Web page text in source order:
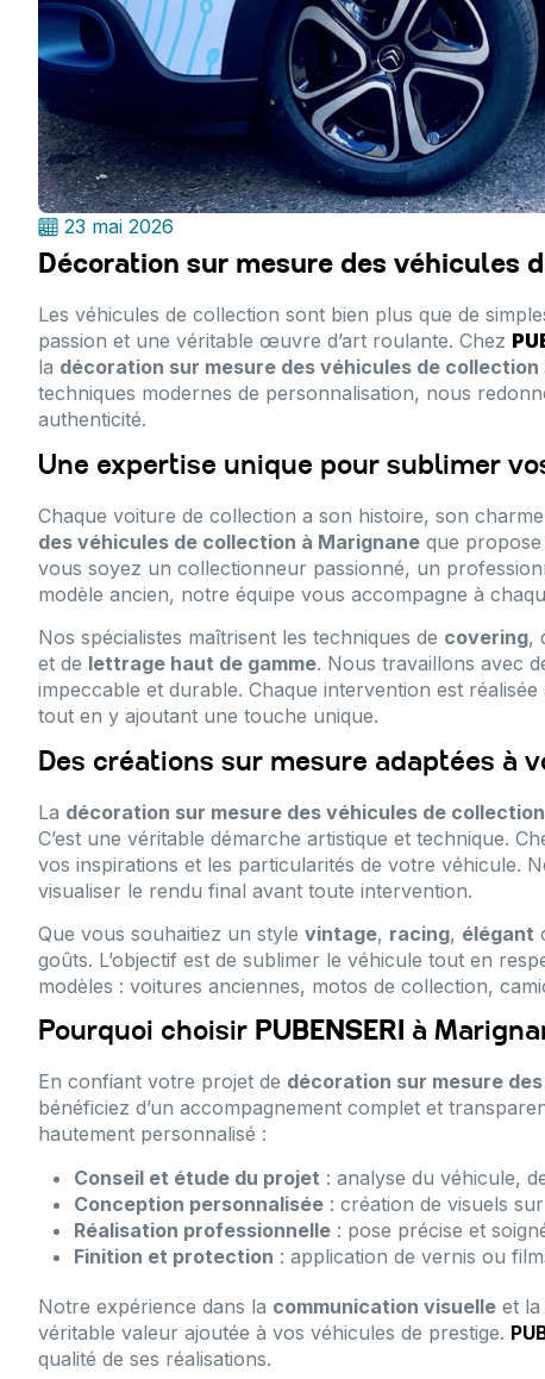
23 mai 2026
Décoration sur mesure des véhicules
Les véhicules de collection sont bien plus que de
passion et une véritable œuvre d’art roulante. Chez
la décoration sur mesure des véhicules de collection
techniques modernes de personnalisation, nous
authenticité.
Une expertise unique pour sublimer
Chaque voiture de collection a son histoire, son
des véhicules de collection à Marignane que propose
vous soyez un collectionneur passionné, un
modèle ancien, notre équipe vous accompagne à
Nos spécialistes maîtrisent les techniques de covering,
et de lettrage haut de gamme. Nous travaillons avec
impeccable et durable. Chaque intervention est
tout en y ajoutant une touche unique.
Des créations sur mesure adaptées à
La décoration sur mesure des véhicules de
C’est une véritable démarche artistique et technique.
vos inspirations et les particularités de votre véhicule.
visualiser le rendu final avant toute intervention.
Que vous souhaitiez un style vintage, racing, élégant
goûts. L’objectif est de sublimer le véhicule tout en
modèles : voitures anciennes, motos de collection,
Pourquoi choisir PUBENSERI à
En confiant votre projet de décoration sur mesure
bénéficiez d’un accompagnement complet et
hautement personnalisé :
Conseil et étude du projet : analyse du véhicule,
Conception personnalisée : création de visuels
Réalisation professionnelle : pose précise et
Finition et protection : application de vernis ou
Notre expérience dans la communication visuelle et la
véritable valeur ajoutée à vos véhicules de prestige.
qualité de ses réalisations.